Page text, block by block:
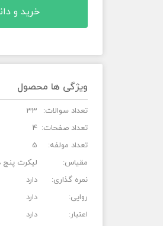
خرید و
ویژگی ها محصول
تعداد سوالات:
33
تعداد صفحات: 4
تعداد مولفه:
5
مقیاس:
لیکرت پنج
نمره گذاری:
دارد
روایی:
دارد
اعتبار:
دارد